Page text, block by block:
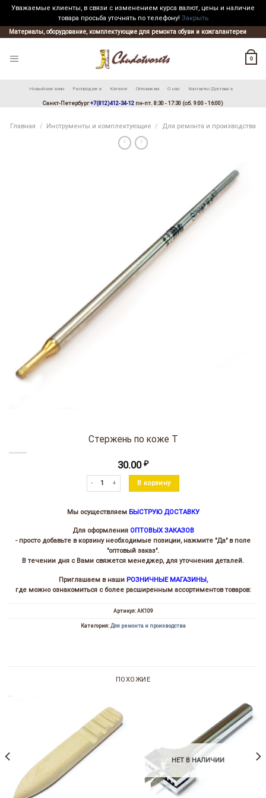
Уважаемые клиенты, в связи с изменением курса валют, цены и наличие
товара просьба уточнять по телефону! Закрыть
Skip
to
Материалы, оборудование, комплектующие для ремонта обуви и кожгалантереи
0
Новый магазин Распродажа Каталог Оптовикам О нас Контакты/Доставка
Санкт-Петербург+7(812)412-34-12 пн-пт. 8:30 - 17:30 (сб. 9:00 - 16:00)
Главная / Инструменты и комплектующие / Для ремонта и производства
Стержень по коже Т
30.00 ₽
Количество товара Стержень по коже Т
В корзину
Мы осуществляем БЫСТРУЮ ДОСТАВКУ
Для оформления ОПТОВЫХ ЗАКАЗОВ
- просто добавьте в корзину необходимые позиции, нажмите "Да" в поле
"оптовый заказ".
В течении дня с Вами свяжется менеджер, для уточнения деталей.
Приглашаем в наши РОЗНИЧНЫЕ МАГАЗИНЫ,
где можно ознакомиться с более расширенным ассортиментов товаров:
Артикул: АК109
Категория: Для ремонта и производства
ПОХОЖИЕ
НЕТ В НАЛИЧИИ